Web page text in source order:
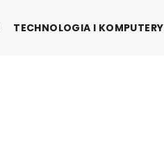
TECHNOLOGIA I KOMPUTERY